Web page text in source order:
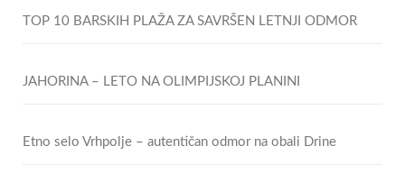
TOP 10 BARSKIH PLAŽA ZA SAVRŠEN LETNJI ODMOR
JAHORINA – LETO NA OLIMPIJSKOJ PLANINI
Etno selo Vrhpolje – autentičan odmor na obali Drine